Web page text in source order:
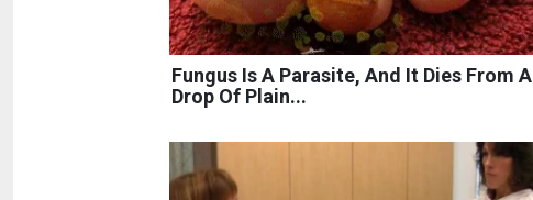
Fungus Is A Parasite, And It Dies From A
Drop Of Plain...